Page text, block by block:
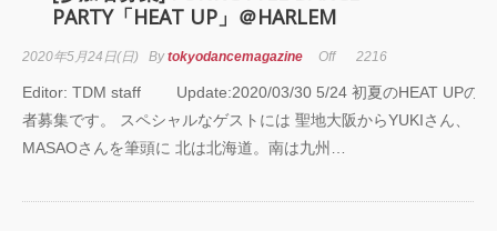
アオイヤマダ&小栗
演！ KAAT神奈川
芸術劇場『未練の
PARTY「HEAT UP」＠HARLEM
2020年5月24日(日) Bytokyodancemagazine Off 2216
Editor: TDM staff Update:2020/03/30 5/24 初夏のHEAT UPの出
者募集です。 スペシャルなゲストには 聖地大阪からYUKIさん、
MASAOさんを筆頭に 北は北海道。南は九州…